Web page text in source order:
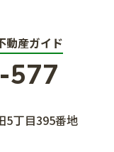
動産ガイド
577
5丁目395番地